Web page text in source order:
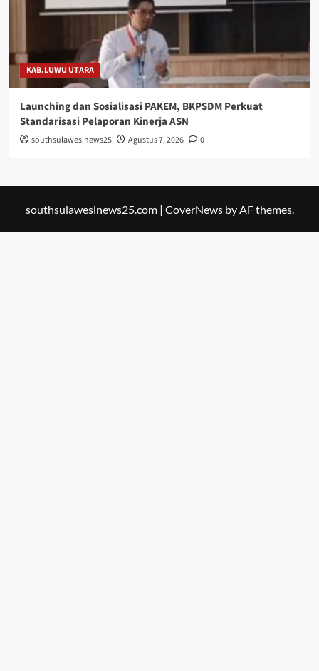
KAB.LUWU UTARA
Launching dan Sosialisasi PAKEM, BKPSDM Perkuat
Standarisasi Pelaporan Kinerja ASN
southsulawesinews25 Agustus 7, 2026 0
southsulawesinews25.com | CoverNewsby AF themes.